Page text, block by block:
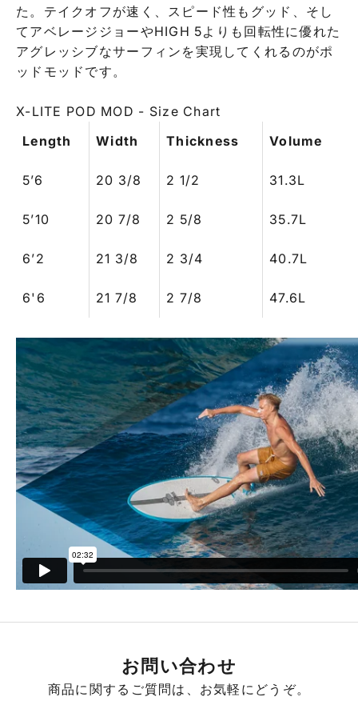
た。テイクオフが速く、スピード性もグッド、そし
てアベレージジョーやHIGH 5よりも回転性に優れた
アグレッシブなサーフィンを実現してくれるのがポ
ッドモッドです。
X-LITE POD MOD - Size Chart
Length
Width Thickness Volume
5’6 20 3/8 2 1/2 31.3L
5’10 20 7/8 2 5/8 35.7L
6’2 21 3/8 2 3/4 40.7L
6'6 21 7/8 2 7/8 47.6L
お問い合わせ
商品に関するご質問は、お気軽にどうぞ。